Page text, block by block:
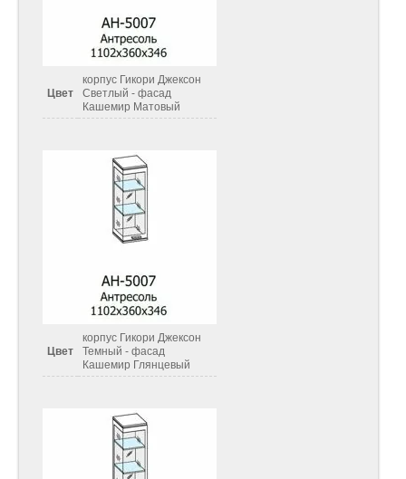
Цвет
корпус Гикори Джексон
Светлый - фасад
Кашемир Матовый
Цвет
корпус Гикори Джексон
Темный - фасад
Кашемир Глянцевый